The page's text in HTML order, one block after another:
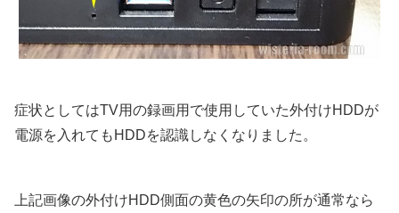
症状としてはTV用の録画用で使用していた外付けHDDが
電源を入れてもHDDを認識しなくなりました。
上記画像の外付けHDD側面の黄色の矢印の所が通常なら